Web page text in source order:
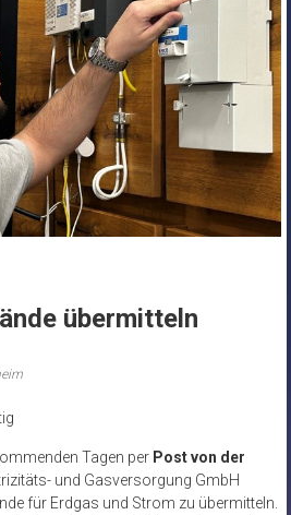
übermitteln
Tagen per Post von der
und Gasversorgung GmbH
für Erdgas und Strom zu übermitteln.